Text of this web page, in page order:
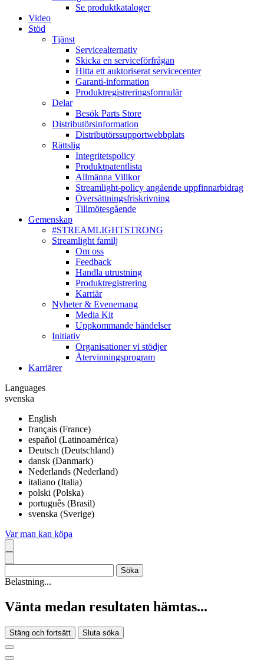
Se produktkataloger
Video
Stöd
Tjänst
Servicealternativ
Skicka en serviceförfrågan
Hitta ett auktoriserat servicecenter
Garanti-information
Produktregistreringsformulär
Delar
Besök Parts Store
Distributörsinformation
Distributörssupportwebbplats
Rättslig
Integritetspolicy
Produktpatentlista
Allmänna Villkor
Streamlight-policy angående uppfinnarbidrag
Översättningsfriskrivning
Tillmötesgående
Gemenskap
#STREAMLIGHTSTRONG
Streamlight familj
Om oss
Feedback
Handla utrustning
Produktregistrering
Karriär
Nyheter & Evenemang
Media Kit
Uppkommande händelser
Initiativ
Organisationer vi stödjer
Återvinningsprogram
Karriärer
Languages
svenska
English
français (France)
español (Latinoamérica)
Deutsch (Deutschland)
dansk (Danmark)
Nederlands (Nederland)
italiano (Italia)
polski (Polska)
português (Brasil)
svenska (Sverige)
Var man kan köpa
Belastning...
Vänta medan resultaten hämtas...
Stäng och fortsätt Sluta söka